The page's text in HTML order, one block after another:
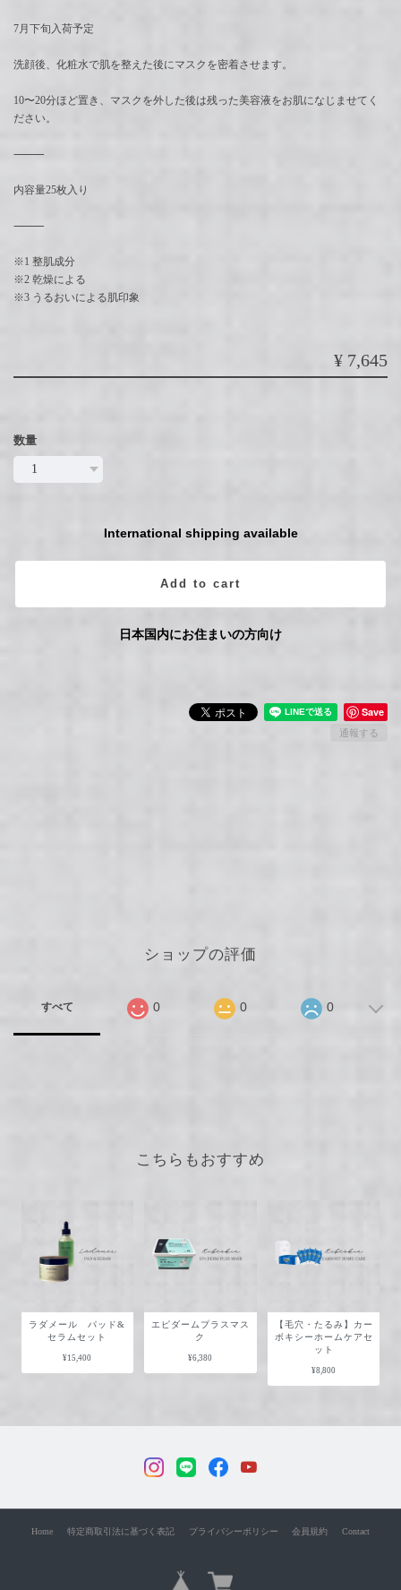
7月下旬入荷予定
洗顔後、化粧水で肌を整えた後にマスクを密着させます。
10〜20分ほど置き、マスクを外した後は残った美容液をお肌になじませてく
ださい。
⸻
内容量25枚入り
⸻
※1 整肌成分
※2 乾燥による
※3 うるおいによる肌印象
¥7,645
数量
International shipping available
Add to cart
日本国内にお住まいの方向け
Save
通報する
ショップの評価
すべて 0 0 0
こちらもおすすめ
ラダメール パッド&
セラムセット
¥15,400
エピダームプラスマス
ク
¥6,380
【毛穴・たるみ】カー
ボキシーホームケアセ
ット
¥8,800
Home 特定商取引法に基づく表記 プライバシーポリシー 会員規約 Contact